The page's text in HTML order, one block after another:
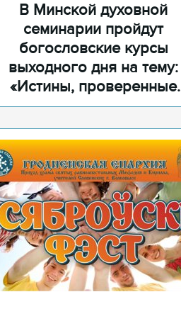
В Минской духовной
семинарии пройдут
богословские курсы
выходного дня на тему:
«Истины, проверенные
временем»